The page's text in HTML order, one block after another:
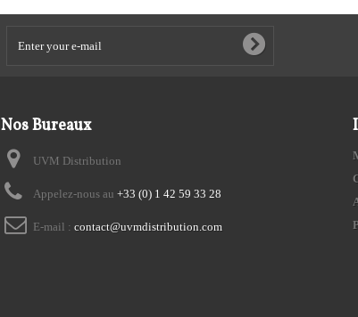
Nos Bureaux
UVM Distribution
Appelez-nous au +33 (0) 1 42 59 33 28
E-mail : contact@uvmdistribution.com